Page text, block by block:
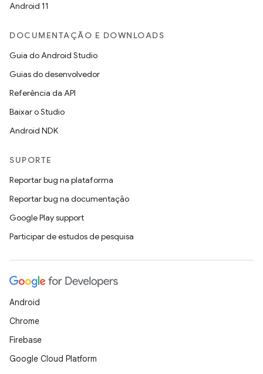
Android 11
DOCUMENTAÇÃO E DOWNLOADS
Guia do Android Studio
Guias do desenvolvedor
Referência da API
Baixar o Studio
Android NDK
SUPORTE
Reportar bug na plataforma
Reportar bug na documentação
Google Play support
Participar de estudos de pesquisa
Android
Chrome
Firebase
Google Cloud Platform